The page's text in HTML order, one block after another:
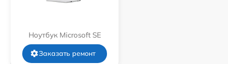
Ноутбук Microsoft SE
Заказать ремонт